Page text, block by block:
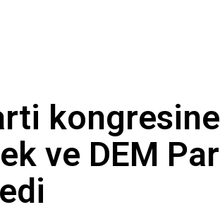
kongresine
ve DEM